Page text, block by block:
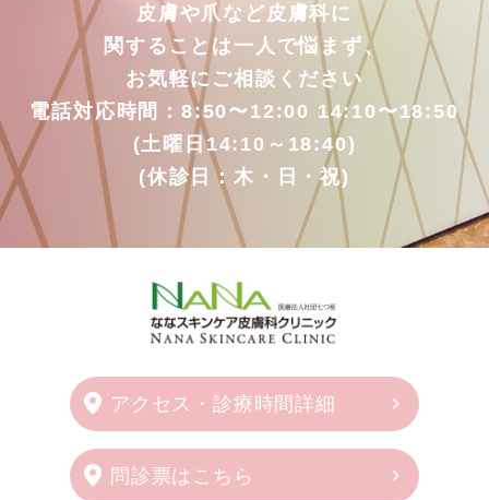
皮膚や爪など皮膚科に
関することは一人で悩まず、
お気軽にご相談ください
電話対応時間：8:50〜12:00 14:10〜18:50
(土曜日14:10～18:40)
(休診日：木・日・祝)
アクセス・診療時間詳細
問診票はこちら